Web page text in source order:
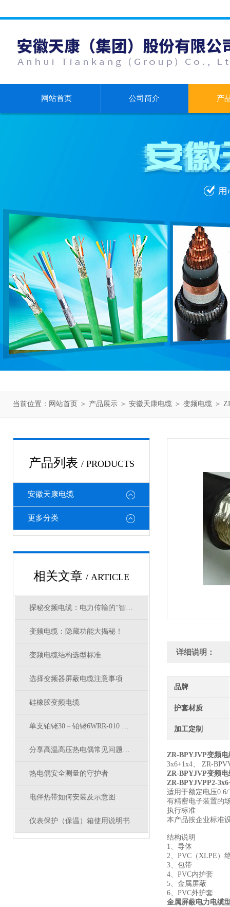
网站首页 公司简介 产
当前位置： 网站首页 ＞ 产品展示 ＞ 安徽天康电缆 ＞ 变频电缆 ＞
产品列表 / PRODUCTS
安徽天康电缆
更多分类
相关文章 / ARTICLE
探秘变频电缆：电力传输的“智慧纽带”
变频电缆：隐藏功能大揭秘！
变频电缆结构选型标准
选择变频器屏蔽电缆注意事项
硅橡胶变频电缆
单支铂铑30－铂铑6WRR-010 WRP-010热响应时间
分享高温高压热电偶常见问题及处理方法
热电偶安全测量的守护者
电伴热带如何安装及示意图
仪表保护（保温）箱使用说明书
详细说明：
品牌
护套材质
加工定制
ZR-BPYJVP变频
3x6+1x4、 ZR-
ZR-BPYJVP变频
ZR-BPYJVPP2-
适用于额定电压
有精密电子装置的
执行标准
本产品按企业标准
结构说明
1、导体
2、PVC（XLPE）
3、包带
4、PVC内护套
5、金属屏蔽
6、PVC外护套
金属屏蔽电力电缆